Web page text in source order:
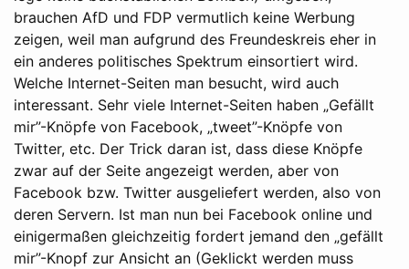
brauchen AfD und FDP vermutlich keine Werbung
zeigen, weil man aufgrund des Freundeskreis eher in
ein anderes politisches Spektrum einsortiert wird.
Welche Internet-Seiten man besucht, wird auch
interessant. Sehr viele Internet-Seiten haben „Gefällt
mir”-Knöpfe von Facebook, „tweet”-Knöpfe von
Twitter, etc. Der Trick daran ist, dass diese Knöpfe
zwar auf der Seite angezeigt werden, aber von
Facebook bzw. Twitter ausgeliefert werden, also von
deren Servern. Ist man nun bei Facebook online und
einigermaßen gleichzeitig fordert jemand den „gefällt
mir”-Knopf zur Ansicht an (Geklickt werden muss